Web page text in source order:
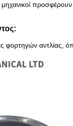
φορτηγών